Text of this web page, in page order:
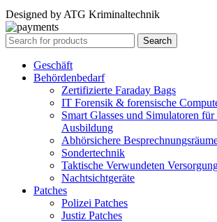
Designed by ATG Kriminaltechnik
Search
Geschäft
Behördenbedarf
Zertifizierte Faraday Bags
IT Forensik & forensische
Smart Glasses und Simulatoren
Ausbildung
Abhörsichere
Sondertechnik
Taktische Verwundeten
Nachtsichtgeräte
Patches
Polizei Patches
Justiz Patches